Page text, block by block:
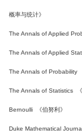
概率与统计》
The Annals of Applied
The Annals of Applied
The Annals of Probability
The Annals of Statistics
Bernoulli 《伯努利》
Duke Mathematical